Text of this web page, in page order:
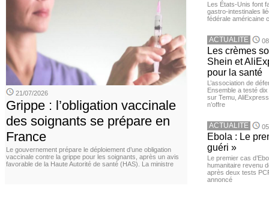
21/07/2026
Grippe : l’obligation vaccinale
des soignants se prépare en
France
Le gouvernement prépare le déploiement d’une obligation
vaccinale contre la grippe pour les soignants, après un avis
favorable de la Haute Autorité de santé (HAS). La ministre
Les États-Unis font
gastro-intestinales
fédérale américaine
ACTUALITE
Les crèmes
Shein et
pour la santé
L’association de
Ensemble a testé
sur Temu,
n’offre
ACTUALITE
Ebola : Le
guéri »
Le premier cas
humanitaire revenu
après deux tests
annoncé